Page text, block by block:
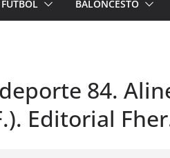
FÚTBOL BALONCESTO
84.
Editorial